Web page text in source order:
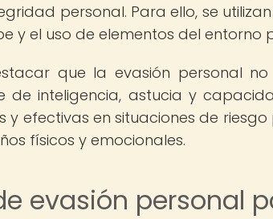
personal. Para ello, se
y el uso de elementos del entorno
que la evasión personal
de inteligencia, astucia y
y efectivas en situaciones de
físicos y emocionales.
evasión personal